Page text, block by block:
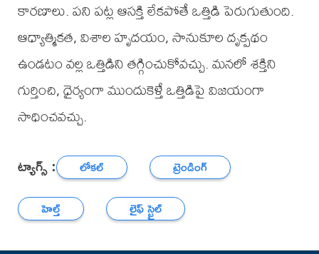
కారణాలు. పని పట్ల ఆసక్తి లేకపోతే ఒత్తిడి పెరుగుతుంది.
ఆధ్యాత్మికత, విశాల హృదయం, సానుకూల దృక్పథం
ఉండటం వల్ల ఒత్తిడిని తగ్గించుకోవచ్చు. మనలో శక్తిని
గుర్తించి, ధైర్యంగా ముందుకెళ్తే ఒత్తిడిపై విజయంగా
సాధించవచ్చు.
ట్యాగ్స్ : లోకల్
ట్రెండింగ్
హెల్త్
లైఫ్ స్టైల్